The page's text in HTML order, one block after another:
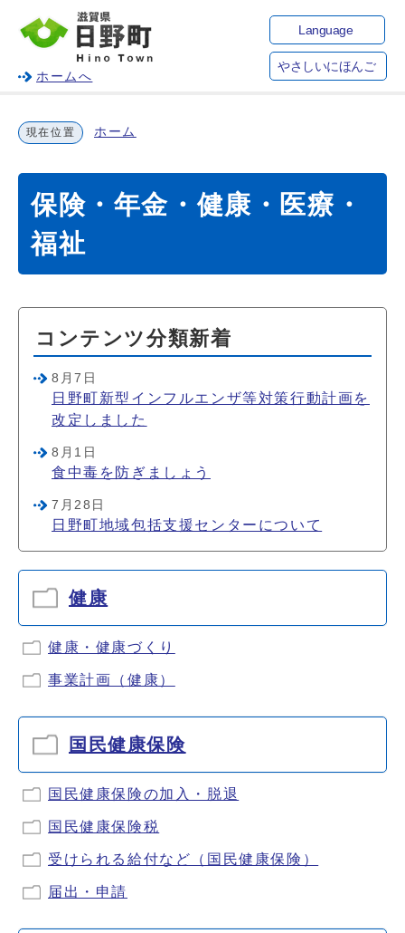
ホームへ
Language
やさしいにほんご
現在位置 ホーム
保険・年金・健康・医療・
福祉
コンテンツ分類新着
8月7日
日野町新型インフルエンザ等対策行動計画を
改定しました
8月1日
食中毒を防ぎましょう
7月28日
日野町地域包括支援センターについて
健康
健康・健康づくり
事業計画（健康）
国民健康保険
国民健康保険の加入・脱退
国民健康保険税
受けられる給付など（国民健康保険）
届出・申請